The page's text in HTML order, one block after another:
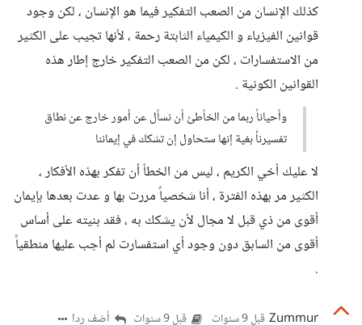
كذلك الإنسان من الصعب التفكير فيما هو الإنسان ، لكن وجود
قوانين الفيزياء و الكيمياء الثابتة رحمة ، لأنها تجيب على الكثير
من الاستفسارات ، لكن من الصعب التفكير خارج إطار هذه
القوانين الكونية .
وأحياناً ربما من الخأطئ أن نسأل عن أمور خارج عن نطاق
تفسيرناُ بغية إنها ستحاول إن تشكك في إيماننا
لا عليك أخي الكريم ، ليس من الخطأ أن تفكر بهذه الأفكار ،
الكثير مر بهذه الفترة ، أنا شخصياً مررت بها و عدت بعدها بإيمان
أقوى من ذي قبل لا مجال لأن يشكك به ، فقد بنيته على أساس
أقوى من السابق دون وجود أي استفسارت لم أجب عليها منطقياً
.
Zummur قبل 9 سنوات قبل 9 سنوات أضف ردا